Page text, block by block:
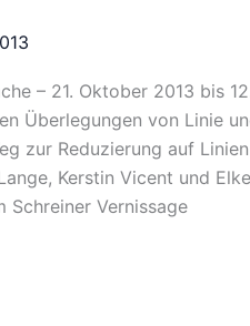
– 21. Oktober 2013 bis
Überlegungen von Linie
zur Reduzierung auf
Kerstin Vicent und
Schreiner Vernissage